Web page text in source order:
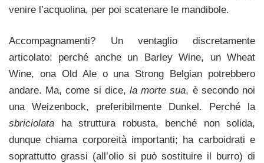
venire l’acquolina, per poi scatenare le mandibole.
Accompagnamenti? Un ventaglio discretamente
articolato: perché anche un Barley Wine, un Wheat
Wine, ona Old Ale o una Strong Belgian potrebbero
andare. Ma, come si dice, la morte sua, è secondo noi
una Weizenbock, preferibilmente Dunkel. Perché la
sbriciolata ha struttura robusta, benché non solida,
dunque chiama corporeità importanti; ha carboidrati e
soprattutto grassi (all’olio si può sostituire il burro) di